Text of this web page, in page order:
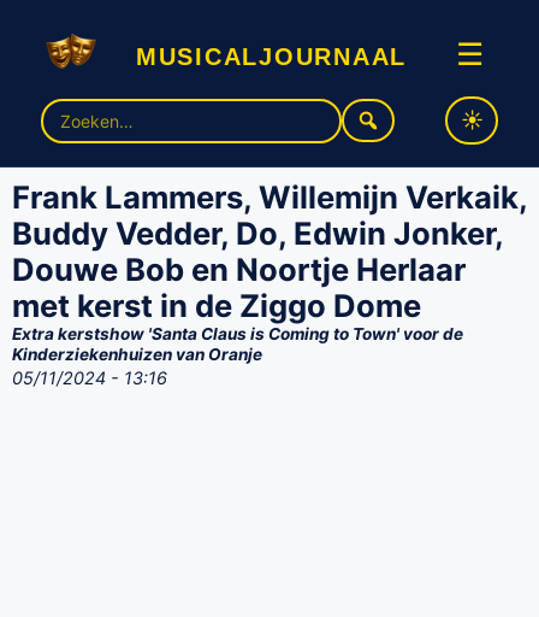
musicaljournaal ☰
Zoek
naar:
Frank Lammers, Willemijn Verkaik,
Buddy Vedder, Do, Edwin Jonker,
Douwe Bob en Noortje Herlaar
met kerst in de Ziggo Dome
Extra kerstshow 'Santa Claus is Coming to Town' voor de
Kinderziekenhuizen van Oranje
05/11/2024 - 13:16